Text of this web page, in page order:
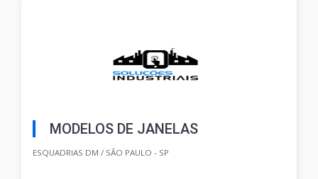
MODELOS DE JANELAS
ESQUADRIAS DM / SÃO PAULO - SP